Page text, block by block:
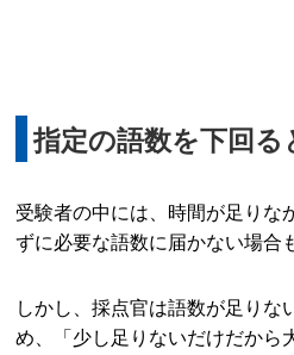
指定の語数を下回る
受験者の中には、時間が足りな
ずに必要な語数に届かない場合
しかし、採点官は語数が足りな
め、「少し足りないだけだから